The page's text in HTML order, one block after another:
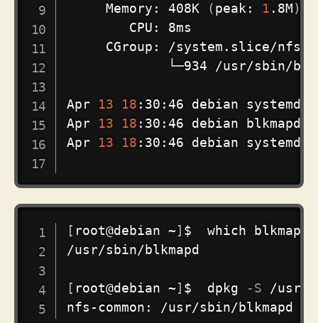
     Memory: 408K
(peak: 1 .8M)
        CPU: 8ms
CGroup: /system.slice/nfs-
└─934 /usr/sbin/
Apr 13 18 :30:46 debian systemd
Apr
13 18 :30:46 debian blkmapd
Apr
13 18 :30:46 debian systemd
[ root@debian ~] $ which blkmapd
/usr/sbin/blkmapd
[ root@debian ~] $  dpkg -S /usr/